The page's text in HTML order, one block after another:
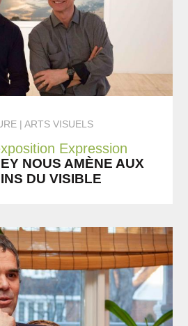
ARTS VISUELS
Expression
NOUS AMÈNE AUX
DU VISIBLE